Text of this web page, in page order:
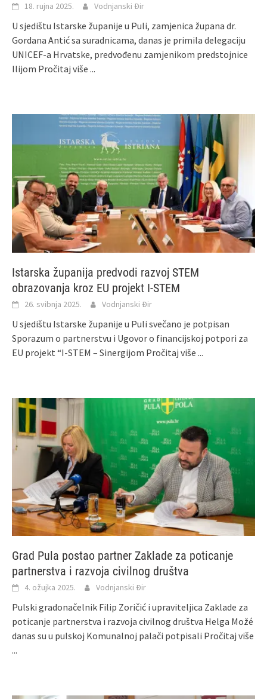
18. rujna 2025. Vodnjanski Đir
U sjedištu Istarske županije u Puli, zamjenica župana dr.
Gordana Antić sa suradnicama, danas je primila delegaciju
UNICEF-a Hrvatske, predvođenu zamjenikom predstojnice
Ilijom Pročitaj više ...
Istarska županija predvodi razvoj STEM
obrazovanja kroz EU projekt I-STEM
26. svibnja 2025. Vodnjanski Đir
U sjedištu Istarske županije u Puli svečano je potpisan
Sporazum o partnerstvu i Ugovor o financijskoj potpori za
EU projekt “I-STEM – Sinergijom Pročitaj više ...
Grad Pula postao partner Zaklade za poticanje
partnerstva i razvoja civilnog društva
4. ožujka 2025. Vodnjanski Đir
Pulski gradonačelnik Filip Zoričić i upraviteljica Zaklade za
poticanje partnerstva i razvoja civilnog društva Helga Možé
danas su u pulskoj Komunalnoj palači potpisali Pročitaj više
...